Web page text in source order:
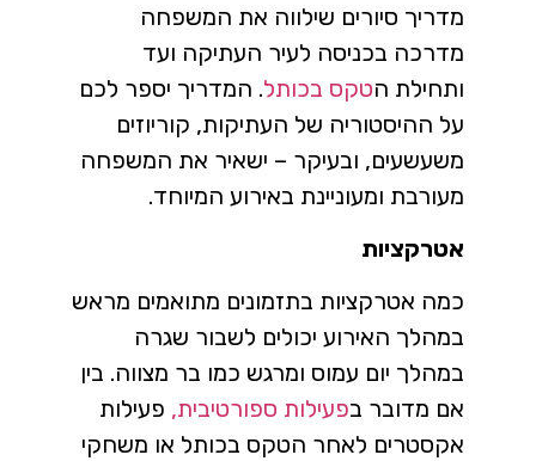
מדריך סיורים שילווה את המשפחה
מדרכה בכניסה לעיר העתיקה ועד
ותחילת הטקס בכותל. המדריך יספר לכם
על ההיסטוריה של העתיקות, קוריוזים
משעשעים, ובעיקר – ישאיר את המשפחה
מעורבת ומעוניינת באירוע המיוחד.
אטרקציות
כמה אטרקציות בתזמונים מתואמים מראש
במהלך האירוע יכולים לשבור שגרה
במהלך יום עמוס ומרגש כמו בר מצווה. בין
אם מדובר בפעילות ספורטיבית, פעילות
אקסטרים לאחר הטקס בכותל או משחקי